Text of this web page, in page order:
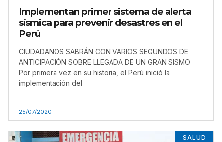
Implementan primer sistema de alerta
sísmica para prevenir desastres en el
Perú
CIUDADANOS SABRÁN CON VARIOS SEGUNDOS DE
ANTICIPACIÓN SOBRE LLEGADA DE UN GRAN SISMO
Por primera vez en su historia, el Perú inició la
implementación del
25/07/2020
SALUD